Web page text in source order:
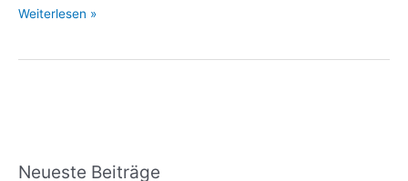
Weiterlesen »
Neueste Beiträge